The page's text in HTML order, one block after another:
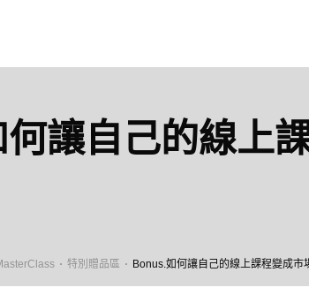
讓自己的線上
特別贈品區 Bonus.如何讓自己的線上課程變成市